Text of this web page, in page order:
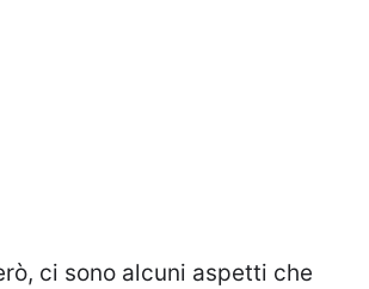
ci sono alcuni aspetti che